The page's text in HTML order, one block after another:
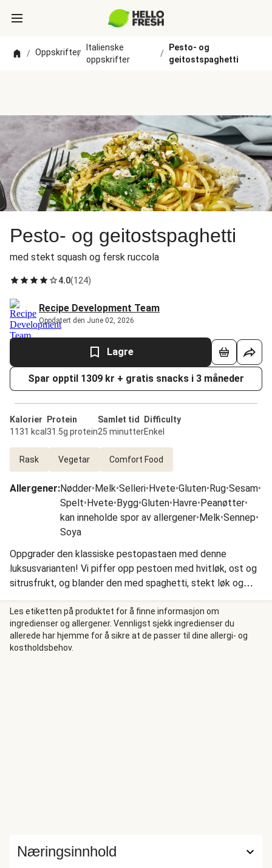
/ Oppskrifter/
Italienske
oppskrifter
/
Pesto- og
geitostspaghetti
Pesto- og geitostspaghetti
med stekt squash og fersk ruccola
4.0(124)
Recipe Development Team
Oppdatert den June 02, 2026
Lagre
Spar opptil 1309 kr + gratis snacks i 3 måneder
Kalorier
1131 kcal
Protein
31.5g protein
Samlet tid
25 minutter
Difficulty
Enkel
Rask Vegetar Comfort Food
Allergener:Nødder•Melk•Selleri•Hvete•Gluten•Rug•Sesam•
Spelt•Hvete•Bygg•Gluten•Havre•Peanøtter•
kan inneholde spor av allergener•Melk•Sennep•
Soya
Oppgrader den klassiske pestopastaen med denne
luksusvarianten! Vi piffer opp pestoen med hvitløk, ost og
sitrusfrukt, og blander den med spaghetti, stekt løk og
squash. Spaghettien serveres med fersk ruccola og et
dryss smuldret geitost.
Les etiketten på produktet for å finne informasjon om
ingredienser og allergener. Vennligst sjekk ingredienser du
allerede har hjemme for å sikre at de passer til dine allergi- og
kostholdsbehov.
Næringsinnhold